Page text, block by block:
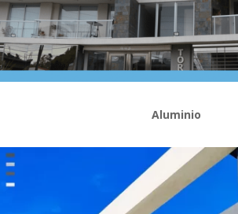
Aluminio